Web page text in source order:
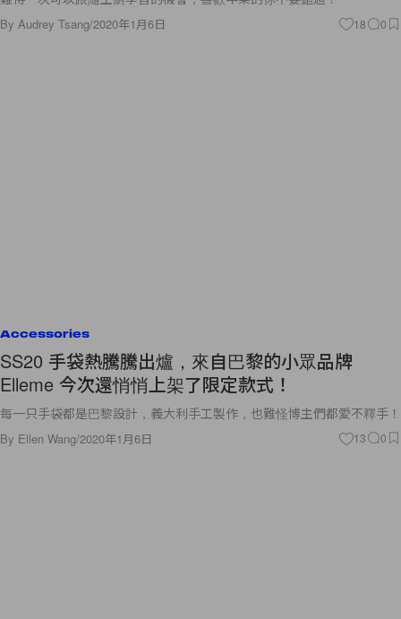
By Audrey Tsang/2020年1月6日 18 0
Accessories
SS20 手袋熱騰騰出爐，來自巴黎的小眾品牌
Elleme 今次還悄悄上架了限定款式！
每一只手袋都是巴黎設計，義大利手工製作，也難怪博主們都愛不釋手！
By Ellen Wang/2020年1月6日 13 0